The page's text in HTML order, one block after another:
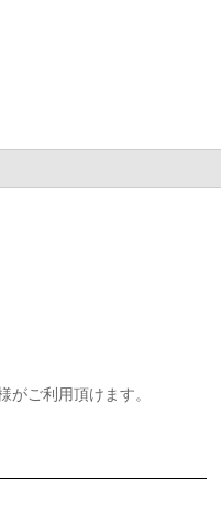
がご利用頂けます。